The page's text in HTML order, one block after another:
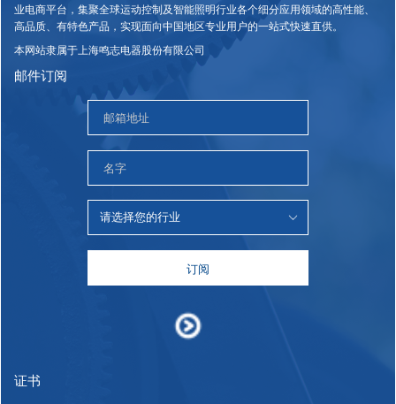
业电商平台，集聚全球运动控制及智能照明行业各个细分应用领域的高性能、
高品质、有特色产品，实现面向中国地区专业用户的一站式快速直供。
本网站隶属于上海鸣志电器股份有限公司
邮件订阅
订阅
证书